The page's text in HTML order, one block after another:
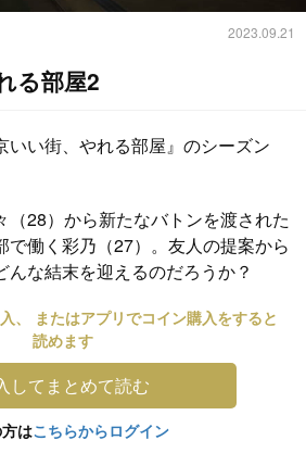
2023.09.21
る部屋2
いい街、やれる部屋』のシーズン
（28）から新たなバトンを渡された
で働く彩乃（27）。友人の提案から
な結末を迎えるのだろうか？
、 またはアプリでコイン購入をすると
読めます
してまとめて読む
はこちらからログイン